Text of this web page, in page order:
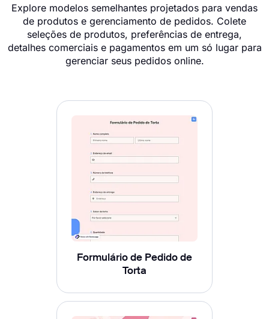
Explore modelos semelhantes projetados para vendas
de produtos e gerenciamento de pedidos. Colete
seleções de produtos, preferências de entrega,
detalhes comerciais e pagamentos em um só lugar para
gerenciar seus pedidos online.
Formulário de Pedido de
Torta